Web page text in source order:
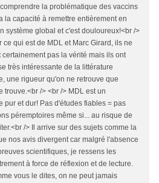
la problématique des vaccins
la capacité à remettre entièrement en
système global et c'est douloureux!<br />
ce qui est de MDL et Marc Girard, ils ne
certainement pas la vérité mais ils ont
très intéressante de la littérature
une rigueur qu'on ne retrouve que
trouve.<br /> <br /> MDL est un
pur et dur! Pas d'études fiables = pas
péremptoires même si... au risque de
/> Il arrive sur des sujets comme la
nos avis divergent car malgré l'absence
scientifiques, je ressens les
à force de réflexion et de lecture.
vous le dites, on ne peut jamais